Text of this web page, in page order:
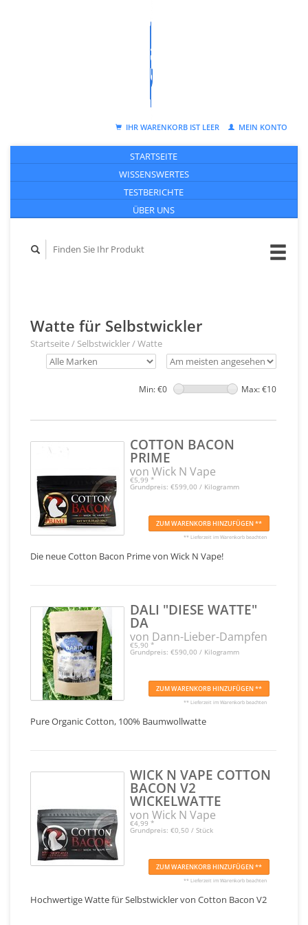
IHR WARENKORB IST LEER MEIN KONTO
STARTSEITE
WISSENSWERTES
TESTBERICHTE
ÜBER UNS
Watte für Selbstwickler
Startseite/ Selbstwickler/Watte
Min: €0 Max: €10
COTTON BACON
PRIME
von Wick N Vape
€5,99 *
Grundpreis: €599,00 / Kilogramm
ZUM WARENKORB HINZUFÜGEN **
** Lieferzeit im Warenkorb beachten
Die neue Cotton Bacon Prime von Wick N Vape!
DALI "DIESE WATTE"
DA
von Dann-Lieber-Dampfen
€5,90 *
Grundpreis: €590,00 / Kilogramm
ZUM WARENKORB HINZUFÜGEN **
** Lieferzeit im Warenkorb beachten
Pure Organic Cotton, 100% Baumwollwatte
WICK N VAPE COTTON
BACON V2
WICKELWATTE
von Wick N Vape
€4,99 *
Grundpreis: €0,50 / Stück
ZUM WARENKORB HINZUFÜGEN **
** Lieferzeit im Warenkorb beachten
Hochwertige Watte für Selbstwickler von Cotton Bacon V2